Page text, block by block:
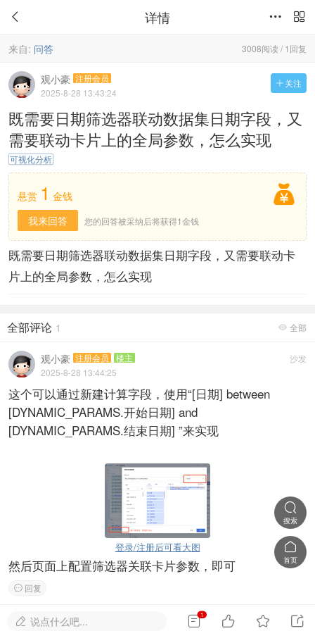
 详情 

3008阅读 / 1回复
来自: 问答
 关注
观小豪 注册会员
2025-8-28 13:43:24
既需要日期筛选器联动数据集日期字段，又
需要联动卡片上的全局参数，怎么实现
可视化分析

悬赏 1 金钱
我来回答
您的回答被采纳后将获得1金钱
既需要日期筛选器联动数据集日期字段，又需要联动卡
片上的全局参数，怎么实现
 全部
全部评论 1
沙发
观小豪 注册会员
楼主
2025-8-28 13:44:25
这个可以通过新建计算字段，使用“[日期] between
[DYNAMIC_PARAMS.开始日期] and
[DYNAMIC_PARAMS.结束日期] ”来实现
登录/注册后可看大图
然后页面上配置筛选器关联卡片参数，即可
 回复

搜索

首页
 说点什么吧... 1   